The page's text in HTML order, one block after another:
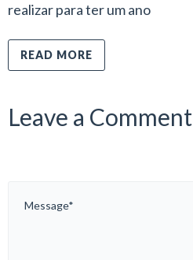
realizar para ter um ano
READ MORE
Leave a Comment